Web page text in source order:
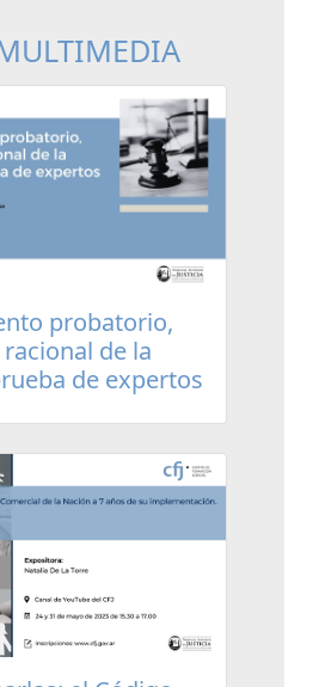
probatorio,
de la
de expertos